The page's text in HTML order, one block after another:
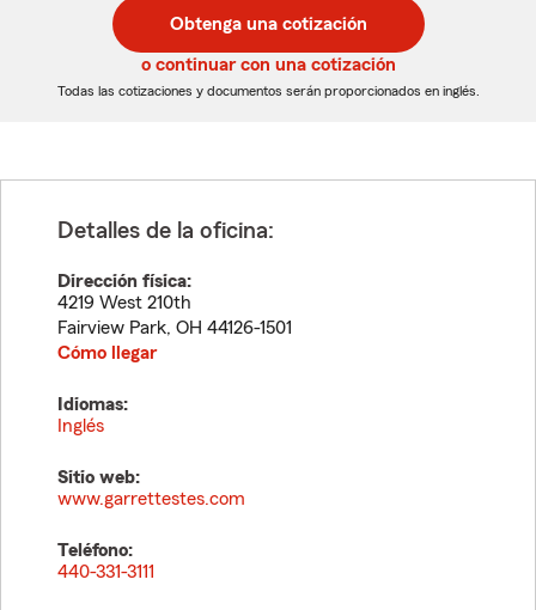
de
5
dígitos
de
5
dígitos
Obtenga una cotización
o continuar con una cotización
Todas las cotizaciones y documentos serán proporcionados en inglés.
Detalles de la oficina:
Dirección física:
4219 West 210th
Fairview Park, OH 44126-1501
Cómo llegar
Idiomas:
Inglés
Sitio web:
www.garrettestes.com
Teléfono:
440-331-3111